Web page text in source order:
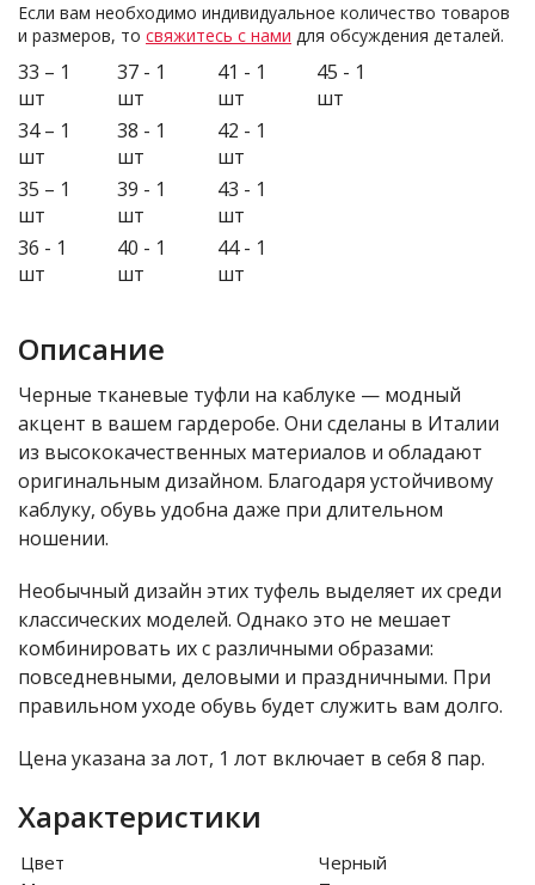
Если вам необходимо индивидуальное количество товаров
и размеров, то свяжитесь с нами для обсуждения деталей.
33 – 1
шт
34 – 1
шт
35 – 1
шт
36 - 1
шт
37 - 1
шт
38 - 1
шт
39 - 1
шт
40 - 1
шт
41 - 1
шт
42 - 1
шт
43 - 1
шт
44 - 1
шт
45 - 1
шт
Описание
Черные тканевые туфли на каблуке — модный
акцент в вашем гардеробе. Они сделаны в Италии
из высококачественных материалов и обладают
оригинальным дизайном. Благодаря устойчивому
каблуку, обувь удобна даже при длительном
ношении.
Необычный дизайн этих туфель выделяет их среди
классических моделей. Однако это не мешает
комбинировать их с различными образами:
повседневными, деловыми и праздничными. При
правильном уходе обувь будет служить вам долго.
Цена указана за лот, 1 лот включает в себя 8 пар.
Характеристики
Цвет
Черный